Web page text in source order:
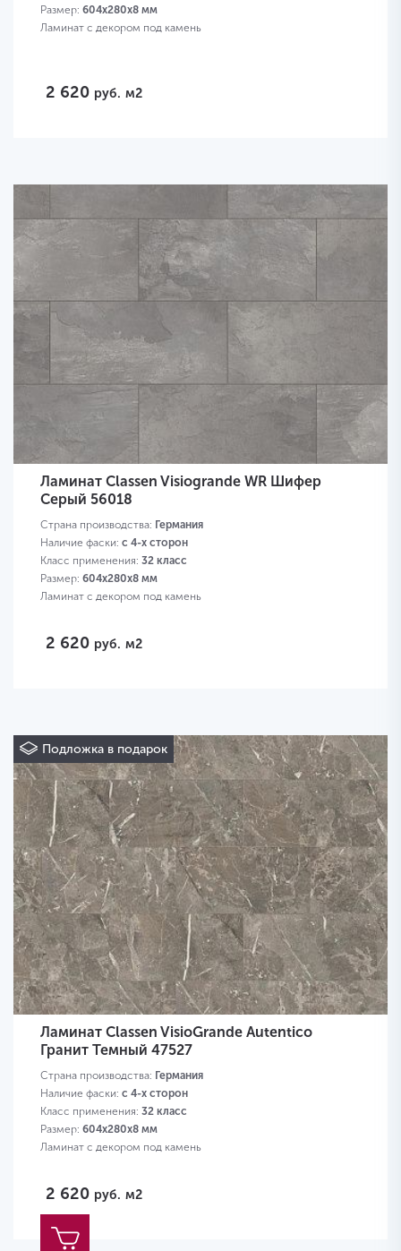
Размер: 604х280х8 мм
Ламинат с декором под камень
2 620 руб. м2
Ламинат Classen Visiogrande WR Шифер
Серый 56018
Страна производства: Германия
Наличие фаски: с 4-х сторон
Класс применения: 32 класс
Размер: 604х280х8 мм
Ламинат с декором под камень
2 620 руб. м2
Подложка в подарок
Ламинат Classen VisioGrande Autentico
Гранит Темный 47527
Страна производства: Германия
Наличие фаски: с 4-х сторон
Класс применения: 32 класс
Размер: 604х280х8 мм
Ламинат с декором под камень
2 620 руб. м2